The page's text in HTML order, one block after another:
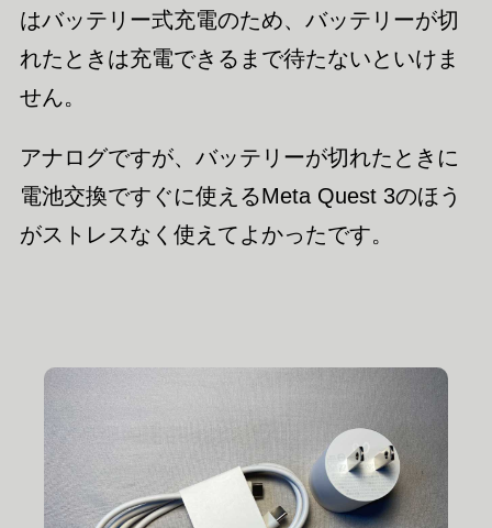
はバッテリー式充電のため、バッテリーが切
れたときは充電できるまで待たないといけま
せん。
アナログですが、バッテリーが切れたときに
電池交換ですぐに使えるMeta Quest 3のほう
がストレスなく使えてよかったです。